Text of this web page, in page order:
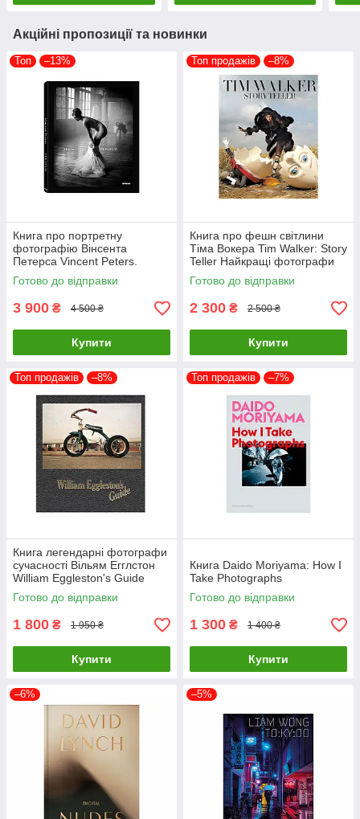
Акційні пропозиції та новинки
Топ –13%
Книга про портретну
фотографію Вінсента
Петерса Vincent Peters.
Personal Фотоальбоми
відомих фотографів
Готово до відправки
3 900 ₴ 4 500 ₴
Купити
Топ продажів –8%
Книга про фешн світлини
Тіма Вокера Tim Walker: Story
Teller Найкращі фотографи
світу книги для фотографів
Готово до відправки
2 300 ₴ 2 500 ₴
Купити
Топ продажів –8%
Книга легендарні фотографи
сучасності Вільям Егглстон
William Eggleston's Guide
книги з фотографії
Готово до відправки
1 800 ₴ 1 950 ₴
Купити
Топ продажів –7%
Книга Daido Moriyama: How I
Take Photographs
Готово до відправки
1 300 ₴ 1 400 ₴
Купити
–6% –5%